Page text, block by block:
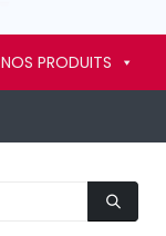
NOS PRODUITS